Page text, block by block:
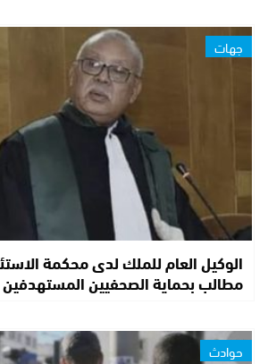
جهات
الوكيل العام للملك لدى محكمة
مطالب بحماية الصحفيين
حوادث